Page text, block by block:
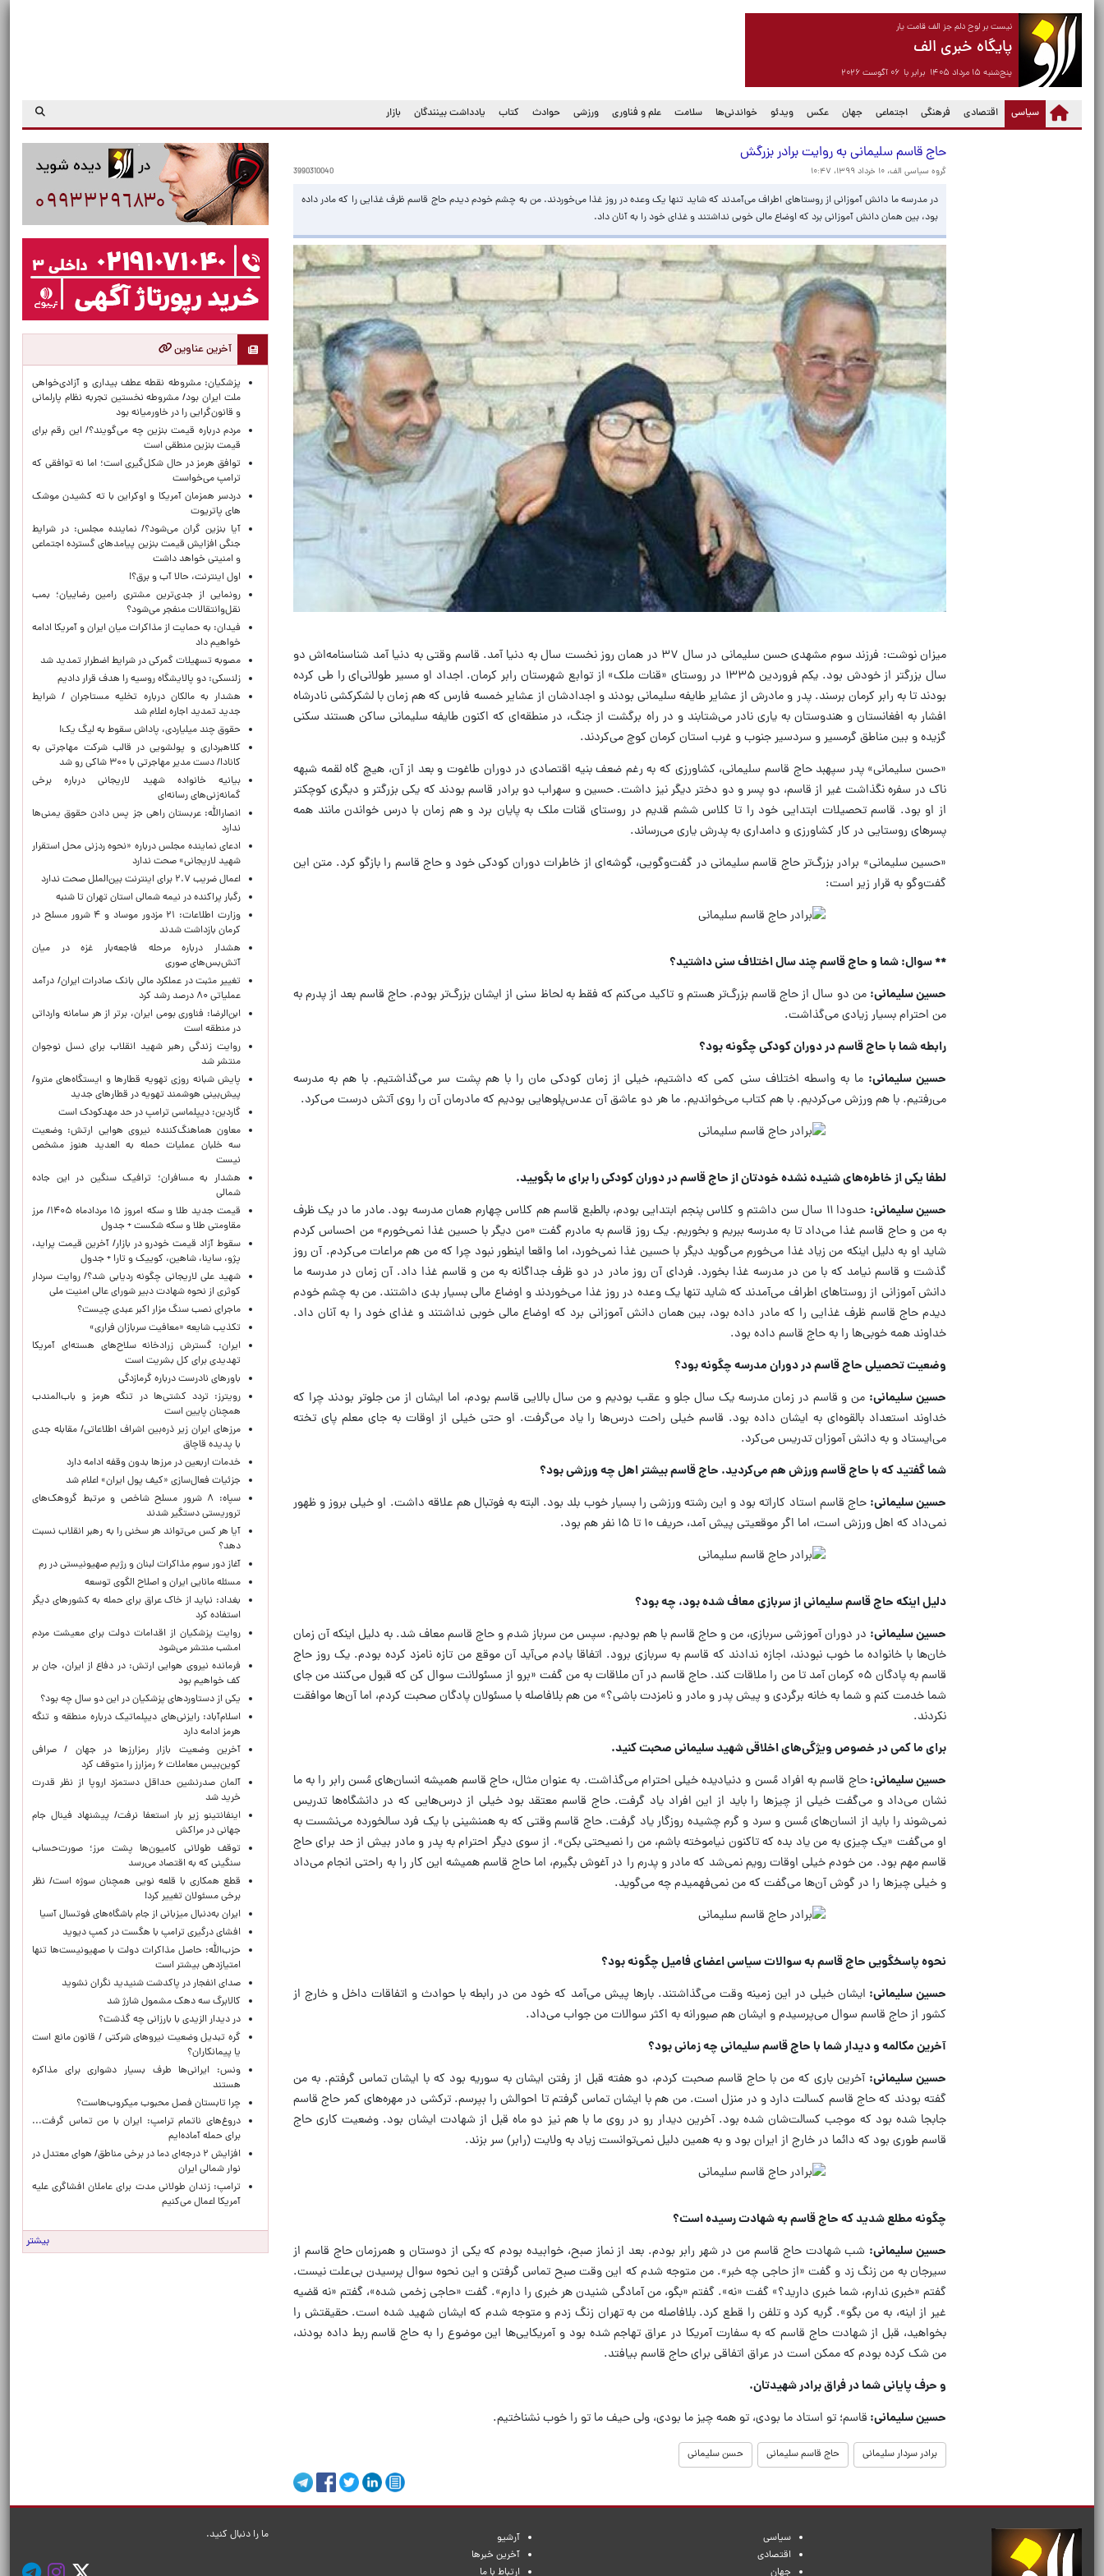
نیست بر لوح دلم جز الف قامت یار
پایگاه خبری الف
پنج‌شنبه ۱۵ مرداد ۱۴۰۵ برابر با ۰۶ آگوست ۲۰۲۶
سیاسی
(current) اقتصادی فرهنگی اجتماعی جهان عکس ویدئو خواندنی‌ها سلامت علم و فناوری ورزشی حوادث کتاب یادداشت بینندگان بازار
حاج قاسم سلیمانی به روایت برادر بزرگش
گروه سیاسی الف، ۱۰ خرداد ۱۳۹۹، ۱۰:۴۷ 3990310040
در مدرسه ما دانش آموزانی از روستا‌های اطراف می‌آمدند که شاید تنها یک وعده در روز غذا می‌خوردند. من به چشم خودم دیدم حاج قاسم ظرف غذایی را که مادر داده
بود، بین همان دانش آموزانی برد که اوضاع مالی خوبی نداشتند و غذای خود را به آنان داد.
میزان نوشت: فرزند سوم مشهدی حسن سلیمانی در سال ۳۷ در همان روز نخست سال به دنیا آمد. قاسم وقتی به دنیا آمد شناسنامه‌اش دو
سال بزرگتر از خودش بود. یکم فروردین ۱۳۳۵ در روستای «قنات ملک» از توابع شهرستان رابر کرمان. اجداد او مسیر طولانی‌ای را طی کرده
بودند تا به رابر کرمان برسند. پدر و مادرش از عشایر طایفه‌ سلیمانی بودند و اجدادشان از عشایر خمسه‌ فارس که هم زمان با لشکرکشی نادرشاه
افشار به افغانستان و هندوستان به یاری نادر می‌شتابند و در راه برگشت از جنگ، در منطقه‌ای که اکنون طایفه‌ سلیمانی ساکن هستند سکنی
گزیده و بین مناطق گرمسیر و سردسیر جنوب و غرب استان کرمان کوچ می‌کردند.
«حسن سلیمانی» پدر سپهبد حاج قاسم سلیمانی، کشاورزی که به رغم ضعف بنیه‌ اقتصادی در دوران طاغوت و بعد از آن، هیچ گاه لقمه‌ شبهه
ناک در سفره نگذاشت غیر از قاسم، دو پسر و دو دختر دیگر نیز داشت. حسین و سهراب دو برادر قاسم بودند که یکی بزرگتر و دیگری کوچکتر
از او بود. قاسم تحصیلات ابتدایی خود را تا کلاس ششم قدیم در روستای قنات ملک به پایان برد و هم زمان با درس خواندن مانند همه‌
پسر‌های روستایی در کار کشاورزی و دامداری به پدرش یاری می‌رساند.
«حسین سلیمانی» برادر بزرگ‌تر حاج قاسم سلیمانی در گفت‌وگویی، گوشه‌ای از خاطرات دوران کودکی خود و حاج قاسم را بازگو کرد. متن این
گفت‌وگو به قرار زیر است:
** سوال: شما و حاج قاسم چند سال اختلاف سنی داشتید؟
حسین سلیمانی: من دو سال از حاج قاسم بزرگ‌تر هستم و تاکید می‌کنم که فقط به لحاظ سنی از ایشان بزرگ‌تر بودم. حاج قاسم بعد از پدرم به
من احترام بسیار زیادی می‌گذاشت.
رابطه شما با حاج قاسم در دوران کودکی چگونه بود؟
حسین سلیمانی: ما به واسطه اختلاف سنی کمی که داشتیم، خیلی از زمان کودکی مان را با هم پشت سر می‌گذاشتیم. با هم به مدرسه
می‌رفتیم. با هم ورزش می‌کردیم. با هم کتاب می‌خواندیم. ما هر دو عاشق آن عدس‌پلوهایی بودیم که مادرمان آن را روی آتش درست می‌کرد.
لطفا یکی از خاطره‌های شنیده نشده خودتان از حاج قاسم در دوران کودکی را برای ما بگویید.
حسین سلیمانی:
حدودا ۱۱ سال سن داشتم و کلاس پنجم ابتدایی بودم، بالطبع قاسم هم کلاس چهارم همان مدرسه بود. مادر ما در یک ظرف
به من و حاج قاسم غذا می‌داد تا به مدرسه ببریم و بخوریم. یک روز قاسم به مادرم گفت «من دیگر با حسین غذا نمی‌خورم» من احساس کردم
شاید او به دلیل اینکه من زیاد غذا می‌خورم می‌گوید دیگر با حسین غذا نمی‌خورد، اما واقعا اینطور نبود چرا که من هم مراعات می‌کردم. آن روز
گذشت و قاسم نیامد که با من در مدرسه غذا بخورد. فردای آن روز مادر در دو ظرف جداگانه به من و قاسم غذا داد. آن زمان در مدرسه ما
دانش آموزانی از روستا‌های اطراف می‌آمدند که شاید تنها یک وعده در روز غذا می‌خوردند و اوضاع مالی بسیار بدی داشتند. من به چشم خودم
دیدم حاج قاسم ظرف غذایی را که مادر داده بود، بین همان دانش آموزانی برد که اوضاع مالی خوبی نداشتند و غذای خود را به آنان داد.
خداوند همه خوبی‌ها را به حاج قاسم داده بود.
وضعیت تحصیلی حاج قاسم در دوران مدرسه چگونه بود؟
حسین سلیمانی: من و قاسم در زمان مدرسه یک سال جلو و عقب بودیم و من سال بالایی قاسم بودم، اما ایشان از من جلوتر بودند چرا که
خداوند استعداد بالقوه‌ای به ایشان داده بود. قاسم خیلی راحت درس‌ها را یاد می‌گرفت. او حتی خیلی از اوقات به جای معلم پای تخته
می‌ایستاد و به دانش آموزان تدریس می‌کرد.
شما گفتید که با حاج قاسم ورزش هم می‌کردید. حاج قاسم بیشتر اهل چه ورزشی بود؟
حسین سلیمانی: حاج قاسم استاد کاراته بود و این رشته ورزشی را بسیار خوب بلد بود. البته به فوتبال هم علاقه داشت. او خیلی بروز و ظهور
نمی‌داد که اهل ورزش است، اما اگر موقعیتی پیش آمد، حریف ۱۰ تا ۱۵ نفر هم بود.
دلیل اینکه حاج قاسم سلیمانی از سربازی معاف شده بود، چه بود؟
حسین سلیمانی: در دوران آموزشی سربازی، من و حاج قاسم با هم بودیم. سپس من سرباز شدم و حاج قاسم معاف شد. به دلیل اینکه آن زمان
خان‌ها با خانواده ما خوب نبودند، اجازه ندادند که قاسم به سربازی برود. اتفاقا یادم می‌آید آن موقع من تازه نامزد کرده بودم. یک روز حاج
قاسم به پادگان ۰۵ کرمان آمد تا من را ملاقات کند. حاج قاسم در آن ملاقات به من گفت «برو از مسئولانت سوال کن که قبول می‌کنند من جای
شما خدمت کنم و شما به خانه برگردی و پیش پدر و مادر و نامزدت باشی؟» من هم بلافاصله با مسئولان پادگان صحبت کردم، اما آن‌ها موافقت
نکردند.
برای ما کمی در خصوص ویژگی‌های اخلاقی شهید سلیمانی صحبت کنید.
حسین سلیمانی:حاج قاسم به افراد مُسن و دنیادیده خیلی احترام می‌گذاشت. به عنوان مثال، حاج قاسم همیشه انسان‌های مُسن رابر را به ما
نشان می‌داد و می‌گفت خیلی از چیز‌ها را باید از این افراد یاد گرفت. حاج قاسم معتقد بود خیلی از درس‌هایی که در دانشگاه‌ها تدریس
نمی‌شوند را باید از انسان‌های مُسن و سرد و گرم چشیده روزگار یاد گرفت. حاج قاسم وقتی که به همنشینی با یک فرد سالخورده می‌نشست به
او می‌گفت «یک چیزی به من یاد بده که تاکنون نیاموخته باشم، من را نصیحتی بکن». از سوی دیگر احترام به پدر و مادر بیش از حد برای حاج
قاسم مهم بود. من خودم خیلی اوقات رویم نمی‌شد که مادر و پدرم را در آغوش بگیرم، اما حاج قاسم همیشه این کار را به راحتی انجام می‌داد
و خیلی چیز‌ها را در گوش آن‌ها می‌گفت که من نمی‌فهمیدم چه می‌گوید.
نحوه پاسخگویی حاج قاسم به سوالات سیاسی اعضای فامیل چگونه بود؟
حسین سلیمانی: ایشان خیلی در این زمینه وقت می‌گذاشتند. بارها پیش می‌آمد که خود من در رابطه با حوادث و اتفاقات داخل و خارج از
کشور از حاج قاسم سوال می‌پرسیدم و ایشان هم صبورانه به اکثر سوالات من جواب می‌داد.
آخرین مکالمه و دیدار شما با حاج قاسم سلیمانی چه زمانی بود؟
حسین سلیمانی: آخرین باری که من با حاج قاسم صحبت کردم، دو هفته قبل از رفتن ایشان به سوریه بود که با ایشان تماس گرفتم. به من
گفته بودند که حاج قاسم کسالت دارد و در منزل است. من هم با ایشان تماس گرفتم تا احوالش را بپرسم. ترکشی در مهره‌های کمر حاج قاسم
جابجا شده بود که موجب کسالت‌شان شده بود. آخرین دیدار رو در روی ما با هم نیز دو ماه قبل از شهادت ایشان بود. وضعیت کاری حاج
قاسم طوری بود که دائما در خارج از ایران بود و به همین دلیل نمی‌توانست زیاد به ولایت (رابر) سر بزند.
چگونه مطلع شدید که حاج قاسم به شهادت رسیده است؟
حسین سلیمانی: شب شهادت حاج قاسم من در شهر رابر بودم. بعد از نماز صبح، خوابیده بودم که یکی از دوستان و همرزمان حاج قاسم از
سیرجان به من زنگ زد و گفت «از حاجی چه خبر». من متوجه شدم که این وقت صبح تماس گرفتن و این نحوه سوال پرسیدن بی‌علت نیست.
گفتم «خبری ندارم، شما خبری دارید؟» گفت «نه». گفتم «بگو، من آمادگی شنیدن هر خبری را دارم». گفت «حاجی زخمی شده»، گفتم «نه قضیه
غیر از اینه، به من بگو». گریه کرد و تلفن را قطع کرد. بلافاصله من به تهران زنگ زدم و متوجه شدم که ایشان شهید شده است. حقیقتش را
بخواهید، قبل از شهادت حاج قاسم که به سفارت آمریکا در عراق تهاجم شده بود و آمریکایی‌ها این موضوع را به حاج قاسم ربط داده بودند،
من شک کرده بودم که ممکن است در عراق اتفاقی برای حاج قاسم بیافتد.
و حرف پایانی شما در فراق برادر شهیدتان.
حسین سلیمانی: قاسم؛ تو استاد ما بودی، تو همه چیز ما بودی، ولی حیف ما تو را خوب نشناختیم.
برادر سردار سلیمانی حاج قاسم سلیمانی حسن سلیمانی
آخرین عناوین
پزشکیان: مشروطه نقطه عطف بیداری و آزادی‌خواهی
ملت ایران بود/ مشروطه نخستین تجربه نظام پارلمانی
و قانون‌گرایی را در خاورمیانه بود
مردم درباره قیمت بنزین چه می‌گویند؟/ این رقم برای
قیمت بنزین منطقی است
توافق هرمز در حال شکل‌گیری است؛ اما نه توافقی که
ترامپ می‌خواست
دردسر همزمان آمریکا و اوکراین با ته کشیدن موشک
های پاتریوت
آیا بنزین گران می‌شود؟/ نماینده مجلس: در شرایط
جنگی افزایش قیمت بنزین پیامدهای گسترده اجتماعی
و امنیتی خواهد داشت
اول اینترنت، حالا آب و برق؟!
رونمایی از جدی‌ترین مشتری رامین رضاییان؛ بمب
نقل‌وانتقالات منفجر می‌شود؟
فیدان: به حمایت از مذاکرات میان ایران و آمریکا ادامه
خواهیم داد
مصوبه تسهیلات گمرکی در شرایط اضطرار تمدید شد
زلنسکی: دو پالایشگاه روسیه را هدف قرار دادیم
هشدار به مالکان درباره تخلیه مستاجران / شرایط
جدید تمدید اجاره اعلام شد
حقوق چند میلیاردی، پاداش سقوط به لیگ یک!
کلاهبرداری و پولشویی در قالب شرکت مهاجرتی به
کانادا/ دست مدیر مهاجرتی با ۳۰۰ شاکی رو شد
بیانیه خانواده شهید لاریجانی درباره برخی
گمانه‌زنی‌های رسانه‌ای
انصارالله: عربستان راهی جز پس دادن حقوق یمنی‌ها
ندارد
ادعای نماینده مجلس درباره «نحوه ردزنی محل استقرار
شهید لاریجانی» صحت ندارد
اعمال ضریب ۲.۷ برای اینترنت بین‌الملل صحت ندارد
رگبار پراکنده در نیمه شمالی استان تهران تا شنبه
وزارت اطلاعات: ۲۱ مزدور موساد و ۴ شرور مسلح در
کرمان بازداشت شدند
هشدار درباره مرحله فاجعه‌بار غزه در میان
آتش‌بس‌های صوری
تغییر مثبت در عملکرد مالی بانک صادرات ایران/ درآمد
عملیاتی ۸۰ درصد رشد کرد
ابن‌الرضا: فناوری بومی ایران، برتر از هر سامانه وارداتی
در منطقه است
روایت زندگی رهبر شهید انقلاب برای نسل نوجوان
منتشر شد
پایش شبانه روزی تهویه قطارها و ایستگاه‌های مترو/
پیش‌بینی هوشمند تهویه در قطارهای جدید
گاردین: دیپلماسی ترامپ در حد مهدکودک است
معاون هماهنگ‌کننده نیروی هوایی ارتش: وضعیت
سه خلبان عملیات حمله به العدید هنوز مشخص
نیست
هشدار به مسافران؛ ترافیک سنگین در این جاده
شمالی
قیمت جدید طلا و سکه امروز ۱۵ مردادماه ۱۴۰۵/ مرز
مقاومتی طلا و سکه شکست + جدول
سقوط آزاد قیمت خودرو در بازار/ آخرین قیمت پراید،
پژو، ساینا، شاهین، کوییک و تارا + جدول
شهید علی لاریجانی چگونه ردیابی شد؟/ روایت سردار
کوثری از نحوه شهادت دبیر شورای عالی امنیت ملی
ماجرای نصب سنگ مزار اکبر عبدی چیست؟
تکذیب شایعه «معافیت سربازان فراری»
ایران: گسترش زرادخانه سلاح‌های هسته‌ای آمریکا
تهدیدی برای کل بشریت است
باورهای نادرست درباره گرمازدگی
رویترز: تردد کشتی‌ها در تنگه هرمز و باب‌المندب
همچنان پایین است
مرزهای ایران زیر ذره‌بین اشراف اطلاعاتی/ مقابله جدی
با پدیده قاچاق
خدمات اربعین در مرزها بدون وقفه ادامه دارد
جزئیات فعال‌سازی «کیف پول ایران» اعلام شد
سپاه: ۸ شرور مسلح شاخص و مرتبط گروهک‌های
تروریستی دستگیر شدند
آیا هر کس می‌تواند هر سخنی را به رهبر انقلاب نسبت
دهد؟
آغاز دور سوم مذاکرات لبنان و رژیم صهیونیستی در رم
مسئله مانایی ایران و اصلاح الگوی توسعه
بغداد: نباید از خاک عراق برای حمله به کشورهای دیگر
استفاده کرد
روایت پزشکیان از اقدامات دولت برای معیشت مردم
امشب منتشر می‌شود
فرمانده نیروی هوایی ارتش: در دفاع از ایران، جان بر
کف خواهیم بود
یکی از دستاوردهای پزشکیان در این دو سال چه بود؟
اسلام‌آباد: رایزنی‌های دیپلماتیک درباره منطقه و تنگه
هرمز ادامه دارد
آخرین وضعیت بازار رمزارزها در جهان / صرافی
کوین‌بیس معاملات ۶ رمزارز را متوقف کرد
آلمان صدرنشین حداقل دستمزد اروپا از نظر قدرت
خرید شد
اینفانتینو زیر بار استعفا نرفت/ پیشنهاد فینال جام
جهانی در مراکش
توقف طولانی کامیون‌ها پشت مرز؛ صورت‌حساب
سنگینی که به اقتصاد می‌رسد
قطع همکاری با قلعه نویی همچنان سوژه است/ نظر
برخی مسئولان تغییر کرد!
ایران به‌دنبال میزبانی از جام باشگاه‌های فوتسال آسیا
افشای درگیری ترامپ با هگست در کمپ دیوید
حزب‌الله: حاصل مذاکرات دولت با صهیونیست‌ها تنها
امتیازدهی‌ بیشتر است
صدای انفجار در پاکدشت شنیدید نگران نشوید
کالابرگ سه دهک مشمول شارژ شد
در دیدار الزیدی با بارزانی چه گذشت؟
گره تبدیل وضعیت نیروهای شرکتی / قانون مانع است
یا پیمانکاران؟
ونس: ایرانی‌ها طرف بسیار دشواری برای مذاکره
هستند
چرا تابستان فصل محبوب میکروب‌هاست؟
دروغ‌های ناتمام ترامپ: ایران با من تماس گرفت...
برای حمله آماده‌ایم
افزایش ۲ درجه‌ای دما در برخی مناطق/ هوای معتدل در
نوار شمالی ایران
ترامپ: زندان طولانی مدت برای عاملان افشاگری‌ علیه
آمریکا اعمال می‌کنیم
بیشتر
سیاسی
اقتصادی
جهان
آرشیو
آخرین خبرها
ارتباط با ما
ما را دنبال کنید.